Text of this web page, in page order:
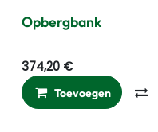
Opbergbank
374,20 €
Toevoegen